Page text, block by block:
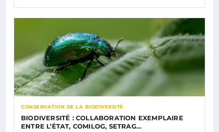
CONSERVATION DE LA BIODIVERSITÉ
BIODIVERSITÉ : COLLABORATION EXEMPLAIRE
ENTRE L’ÉTAT, COMILOG, SETRAG…